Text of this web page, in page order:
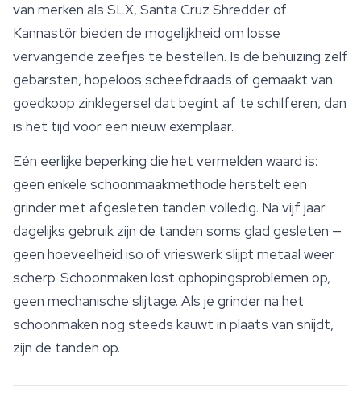
van merken als SLX, Santa Cruz Shredder of
Kannastör bieden de mogelijkheid om losse
vervangende zeefjes te bestellen. Is de behuizing zelf
gebarsten, hopeloos scheefdraads of gemaakt van
goedkoop zinklegersel dat begint af te schilferen, dan
is het tijd voor een nieuw exemplaar.
Eén eerlijke beperking die het vermelden waard is:
geen enkele schoonmaakmethode herstelt een
grinder met afgesleten tanden volledig. Na vijf jaar
dagelijks gebruik zijn de tanden soms glad gesleten —
geen hoeveelheid iso of vrieswerk slijpt metaal weer
scherp. Schoonmaken lost ophopingsproblemen op,
geen mechanische slijtage. Als je grinder na het
schoonmaken nog steeds kauwt in plaats van snijdt,
zijn de tanden op.